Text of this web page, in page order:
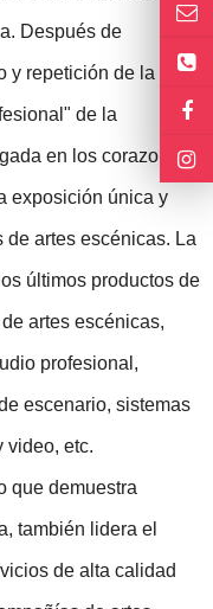
Después de
y repetición de la forja,
de la
en los corazones
exposición única y
artes escénicas. La
últimos productos de
artes escénicas,
profesional,
escenario, sistemas
video, etc.
que demuestra
también lidera el
de alta calidad